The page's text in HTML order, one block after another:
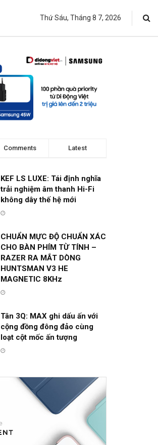
Thứ Sáu, Tháng 8 7, 2026
Comments Latest
KEF LS LUXE: Tái định nghĩa
trải nghiệm âm thanh Hi-Fi
không dây thế hệ mới
CHUẨN MỰC ĐỘ CHUẨN XÁC
CHO BÀN PHÍM TỪ TÍNH –
RAZER RA MẮT DÒNG
HUNTSMAN V3 HE
MAGNETIC 8KHz
Tân 3Q: MAX ghi dấu ấn với
cộng đồng đông đảo cùng
loạt cột mốc ấn tượng